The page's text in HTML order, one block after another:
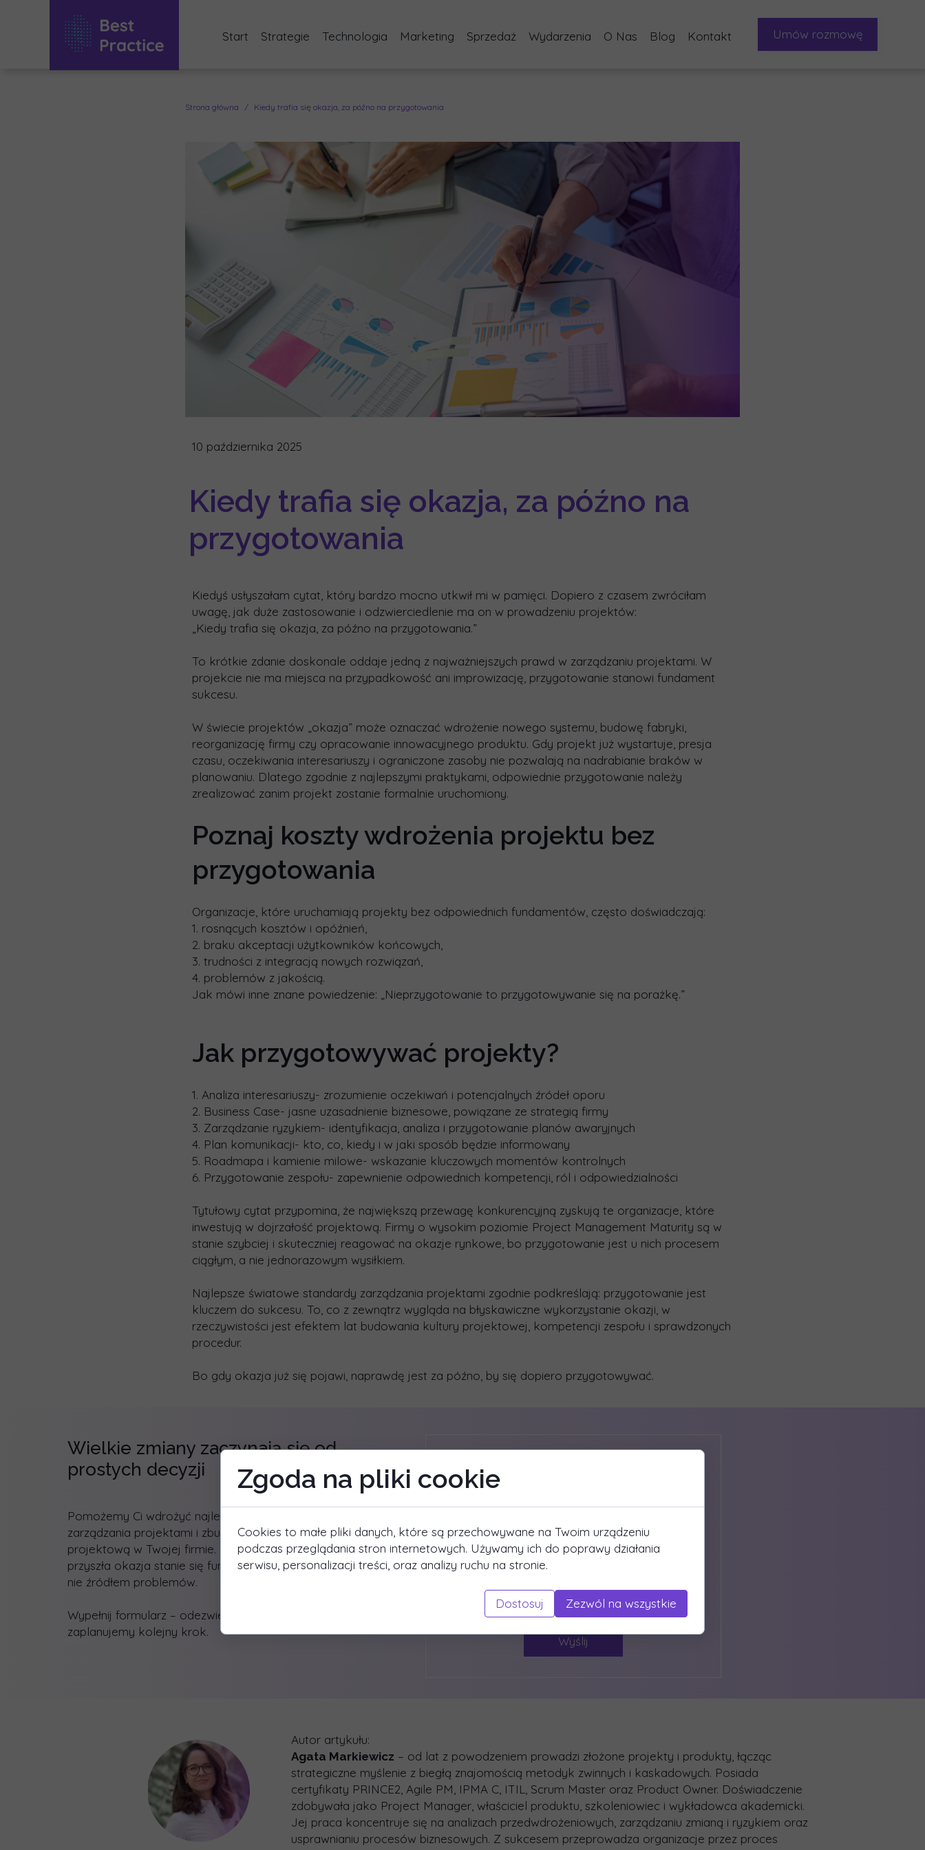
Umów rozmowę
Start Strategie
Interim HR Manager
Optymalizacja procesów biznesowych przy użyciu AI
Sukcesja w firmie
Technologia
Wdrożenie systemu zarządzania zgłoszeniami IT
Wprowadzenie nowego produktu technologicznego na rynek
Marketing
Audyt DNA Marki i Działań Marketingowych
Poaudytowy warsztat
Sesja wideo i foto dla firm
Sprzedaż
Sales Development Representative SDR
Szkolenia i warsztaty dla zespołów sprzedaży
Wydarzenia O Nas Blog
Projekt Marketing
Kontakt
Strona główna Kiedy trafia się okazja, za późno na przygotowania
10 października 2025
Kiedy trafia się okazja, za późno na
przygotowania
Kiedyś usłyszałam cytat, który bardzo mocno utkwił mi w pamięci. Dopiero z czasem zwróciłam
uwagę, jak duże zastosowanie i odzwierciedlenie ma on w prowadzeniu projektów:
„Kiedy trafia się okazja, za późno na przygotowania.”
To krótkie zdanie doskonale oddaje jedną z najważniejszych prawd w zarządzaniu projektami. W
projekcie nie ma miejsca na przypadkowość ani improwizację, przygotowanie stanowi fundament
sukcesu.
W świecie projektów „okazja” może oznaczać wdrożenie nowego systemu, budowę fabryki,
reorganizację firmy czy opracowanie innowacyjnego produktu. Gdy projekt już wystartuje, presja
czasu, oczekiwania interesariuszy i ograniczone zasoby nie pozwalają na nadrabianie braków w
planowaniu. Dlatego zgodnie z najlepszymi praktykami, odpowiednie przygotowanie należy
zrealizować zanim projekt zostanie formalnie uruchomiony.
Poznaj koszty wdrożenia projektu bez
przygotowania
Organizacje, które uruchamiają projekty bez odpowiednich fundamentów, często doświadczają:
1. rosnących kosztów i opóźnień,
2. braku akceptacji użytkowników końcowych,
3. trudności z integracją nowych rozwiązań,
4. problemów z jakością.
Jak mówi inne znane powiedzenie: „Nieprzygotowanie to przygotowywanie się na porażkę.”
Jak przygotowywać projekty?
1. Analiza interesariuszy- zrozumienie oczekiwań i potencjalnych źródeł oporu
2. Business Case- jasne uzasadnienie biznesowe, powiązane ze strategią firmy
3. Zarządzanie ryzykiem- identyfikacja, analiza i przygotowanie planów awaryjnych
4. Plan komunikacji- kto, co, kiedy i w jaki sposób będzie informowany
5. Roadmapa i kamienie milowe- wskazanie kluczowych momentów kontrolnych
6. Przygotowanie zespołu- zapewnienie odpowiednich kompetencji, ról i odpowiedzialności
Tytułowy cytat przypomina, że największą przewagę konkurencyjną zyskują te organizacje, które
inwestują w dojrzałość projektową. Firmy o wysokim poziomie Project Management Maturity są w
stanie szybciej i skuteczniej reagować na okazje rynkowe, bo przygotowanie jest u nich procesem
ciągłym, a nie jednorazowym wysiłkiem.
Najlepsze światowe standardy zarządzania projektami zgodnie podkreślają: przygotowanie jest
kluczem do sukcesu. To, co z zewnątrz wygląda na błyskawiczne wykorzystanie okazji, w
rzeczywistości jest efektem lat budowania kultury projektowej, kompetencji zespołu i sprawdzonych
procedur.
Bo gdy okazja już się pojawi, naprawdę jest za późno, by się dopiero przygotowywać.
Pomożemy Ci wdrożyć najlepsze praktyki
zarządzania projektami i zbudować dojrzałość
projektową w Twojej firmie. Dzięki temu każda
przyszła okazja stanie się fundamentem sukcesu, a
nie źródłem problemów.
Wypełnij formularz – odezwiemy się i wspólnie
zaplanujemy kolejny krok.
Wielkie zmiany zaczynają się od
prostych decyzji
Wyślij
Autor artykułu:
Agata Markiewicz – od lat z powodzeniem prowadzi złożone projekty i produkty, łącząc
strategiczne myślenie z biegłą znajomością metodyk zwinnych i kaskadowych. Posiada
certyfikaty PRINCE2, Agile PM, IPMA C, ITIL, Scrum Master oraz Product Owner. Doświadczenie
zdobywała jako Project Manager, właściciel produktu, szkoleniowiec i wykładowca akademicki.
Jej praca koncentruje się na analizach przedwdrożeniowych, zarządzaniu zmianą i ryzykiem oraz
usprawnianiu procesów biznesowych. Z sukcesem przeprowadza organizacje przez proces
Zgoda na pliki cookie
Cookies to małe pliki danych, które są przechowywane na Twoim urządzeniu
podczas przeglądania stron internetowych. Używamy ich do poprawy działania
serwisu, personalizacji treści, oraz analizy ruchu na stronie.
Dostosuj Zezwól na wszystkie